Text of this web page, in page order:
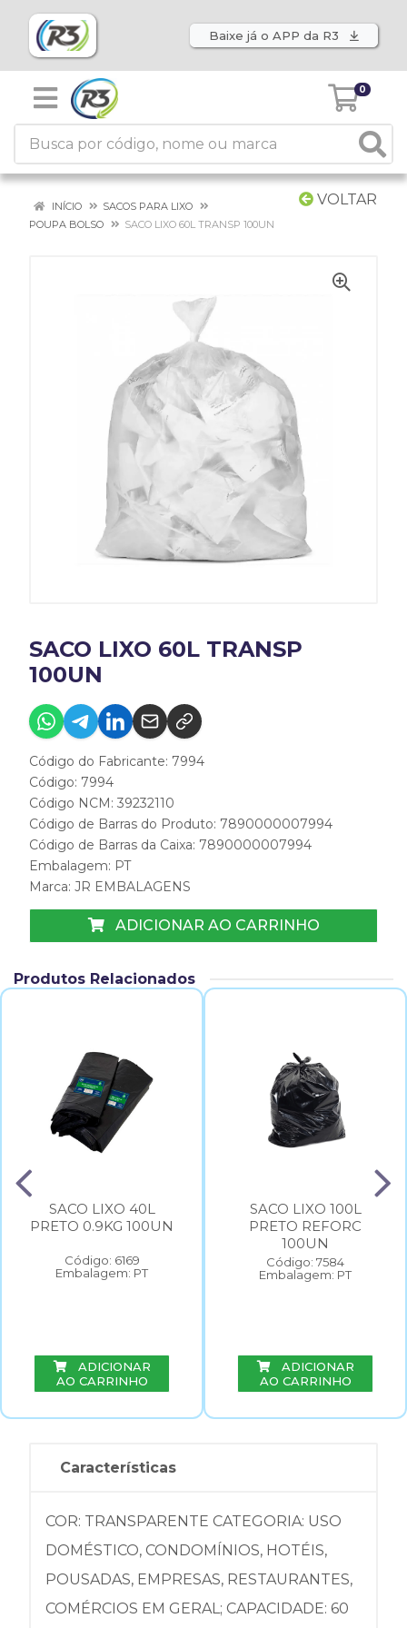
Baixe já o APP da R3
0
VOLTAR
INÍCIO
SACOS PARA LIXO
POUPA BOLSO
SACO LIXO 60L TRANSP 100UN
SACO LIXO 60L TRANSP
100UN
Código do Fabricante: 7994
Código: 7994
Código NCM: 39232110
Código de Barras do Produto: 7890000007994
Código de Barras da Caixa: 7890000007994
Embalagem: PT
Marca: JR EMBALAGENS
ADICIONAR AO CARRINHO
Produtos Relacionados
SACO LIXO 40L
PRETO 0.9KG 100UN
Código: 6169
Embalagem: PT
ADICIONAR
AO CARRINHO
SACO LIXO 100L
PRETO REFORC
100UN
Código: 7584
Embalagem: PT
ADICIONAR
AO CARRINHO
Características
COR: TRANSPARENTE CATEGORIA: USO
DOMÉSTICO, CONDOMÍNIOS, HOTÉIS,
POUSADAS, EMPRESAS, RESTAURANTES,
COMÉRCIOS EM GERAL; CAPACIDADE: 60